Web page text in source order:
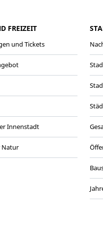
FREIZEIT
und Tickets
Innenstadt
Natur